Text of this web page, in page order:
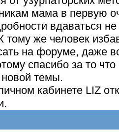
мама в первую
вдаваться
тому же человек
на форуме, даже
спасибо за то
темы.
кабинете LIZ